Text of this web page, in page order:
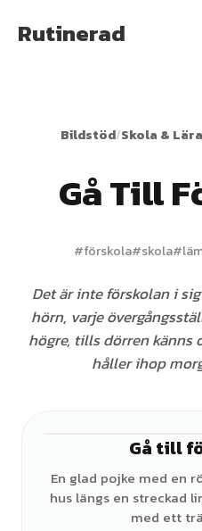
Rutinerad
Bildstöd/Skola &
Gå Till
#förskola#skola#
Det är inte förskolan i
hörn, varje
högre, tills dörren känns
håller ihop
Gå till
En glad pojke med en
hus längs en streckad
med ett